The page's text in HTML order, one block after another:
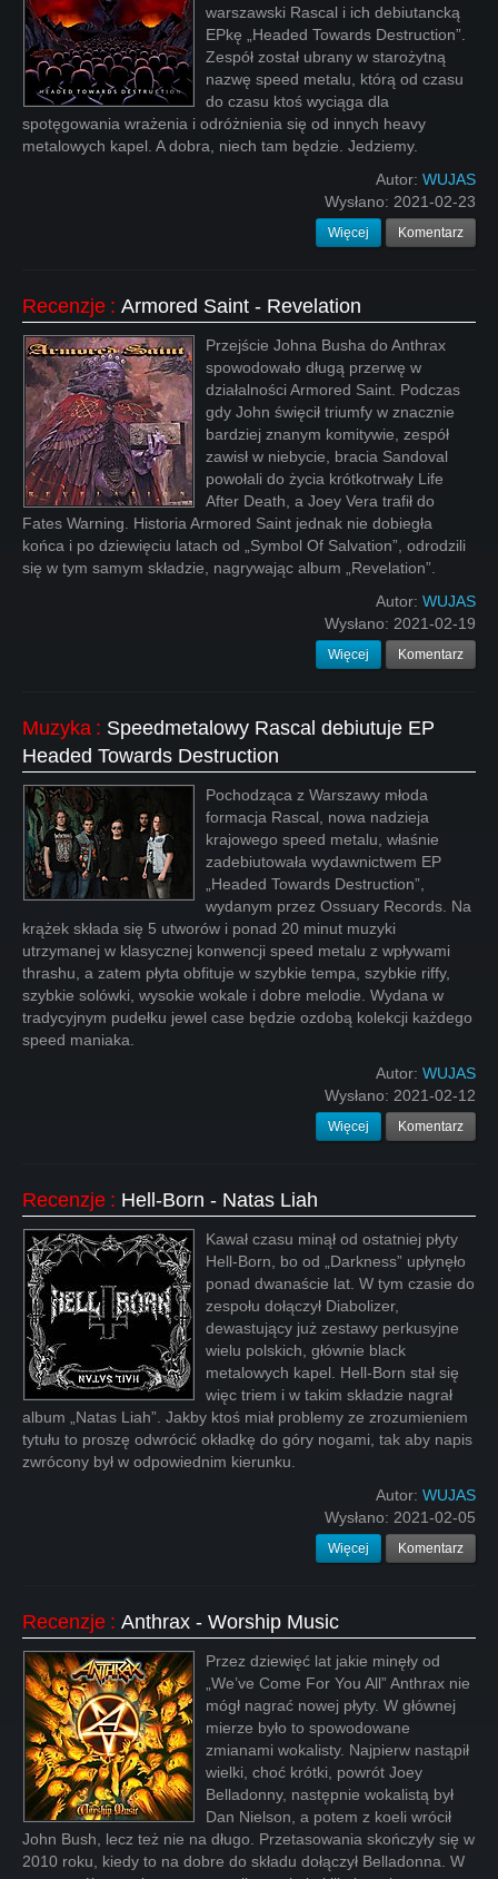
warszawski Rascal i ich debiutancką
EPkę „Headed Towards Destruction”.
Zespół został ubrany w starożytną
nazwę speed metalu, którą od czasu
do czasu ktoś wyciąga dla
spotęgowania wrażenia i odróżnienia się od innych heavy
metalowych kapel. A dobra, niech tam będzie. Jedziemy.
Autor: WUJAS
Wysłano: 2021-02-23
Więcej Komentarz
Recenzje : Armored Saint - Revelation
Przejście Johna Busha do Anthrax
spowodowało długą przerwę w
działalności Armored Saint. Podczas
gdy John święcił triumfy w znacznie
bardziej znanym komitywie, zespół
zawisł w niebycie, bracia Sandoval
powołali do życia krótkotrwały Life
After Death, a Joey Vera trafił do
Fates Warning. Historia Armored Saint jednak nie dobiegła
końca i po dziewięciu latach od „Symbol Of Salvation”, odrodzili
się w tym samym składzie, nagrywając album „Revelation”.
Autor: WUJAS
Wysłano: 2021-02-19
Więcej Komentarz
Muzyka : Speedmetalowy Rascal debiutuje EP
Headed Towards Destruction
Pochodząca z Warszawy młoda
formacja Rascal, nowa nadzieja
krajowego speed metalu, właśnie
zadebiutowała wydawnictwem EP
„Headed Towards Destruction”,
wydanym przez Ossuary Records. Na
krążek składa się 5 utworów i ponad 20 minut muzyki
utrzymanej w klasycznej konwencji speed metalu z wpływami
thrashu, a zatem płyta obfituje w szybkie tempa, szybkie riffy,
szybkie solówki, wysokie wokale i dobre melodie. Wydana w
tradycyjnym pudełku jewel case będzie ozdobą kolekcji każdego
speed maniaka.
Autor: WUJAS
Wysłano: 2021-02-12
Więcej Komentarz
Recenzje : Hell-Born - Natas Liah
Kawał czasu minął od ostatniej płyty
Hell-Born, bo od „Darkness” upłynęło
ponad dwanaście lat. W tym czasie do
zespołu dołączył Diabolizer,
dewastujący już zestawy perkusyjne
wielu polskich, głównie black
metalowych kapel. Hell-Born stał się
więc triem i w takim składzie nagrał
album „Natas Liah”. Jakby ktoś miał problemy ze zrozumieniem
tytułu to proszę odwrócić okładkę do góry nogami, tak aby napis
zwrócony był w odpowiednim kierunku.
Autor: WUJAS
Wysłano: 2021-02-05
Więcej Komentarz
Recenzje : Anthrax - Worship Music
Przez dziewięć lat jakie minęły od
„We’ve Come For You All” Anthrax nie
mógł nagrać nowej płyty. W głównej
mierze było to spowodowane
zmianami wokalisty. Najpierw nastąpił
wielki, choć krótki, powrót Joey
Belladonny, następnie wokalistą był
Dan Nielson, a potem z koeli wrócił
John Bush, lecz też nie na długo. Przetasowania skończyły się w
2010 roku, kiedy to na dobre do składu dołączył Belladonna. W